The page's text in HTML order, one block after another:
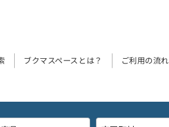
ブクマスペースとは？ ご利用の流れ